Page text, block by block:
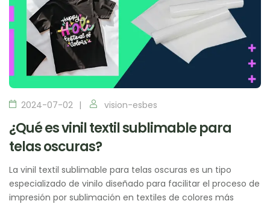
2024-07-02 vision-esbes
¿Qué es vinil textil sublimable para
telas oscuras?
La vinil textil sublimable para telas oscuras es un tipo
especializado de vinilo diseñado para facilitar el proceso de
impresión por sublimación en textiles de colores más